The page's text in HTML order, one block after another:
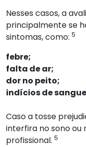
Nesses casos, a
principalmente se
sintomas, como: 5
febre;
falta de ar;
dor no peito;
indícios de
Caso a tosse
interfira no sono ou
profissional. 5